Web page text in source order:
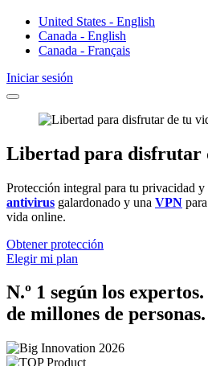
United States - English
Canada - English
Canada - Français
Iniciar sesión
Libertad para disfrutar
Protección integral para tu privacidad y
antivirus galardonado y una VPN
vida online.
Obtener protección
Elegir mi plan
N.º 1 según los
de millones de personas.